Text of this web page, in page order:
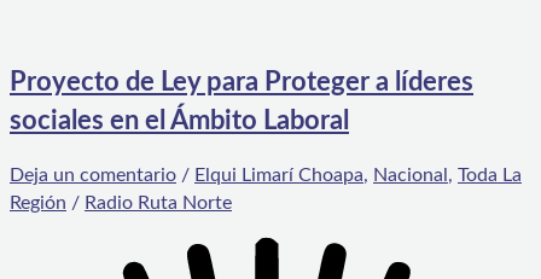
Proyecto de Ley para Proteger a líderes
sociales en el Ámbito Laboral
Deja un comentario / Elqui Limarí Choapa, Nacional , Toda La
Región / Radio Ruta Norte